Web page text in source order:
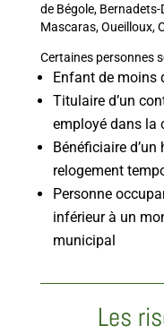
de Bégole,
Mascaras, Oueilloux,
Certaines personnes
Enfant de moins
Titulaire d’un
employé dans la
Bénéficiaire d’un
relogement
Personne
inférieur à un
municipal
Les